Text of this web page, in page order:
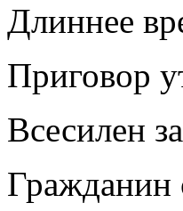
Длиннее
Приговор
Всесилен
Гражданин